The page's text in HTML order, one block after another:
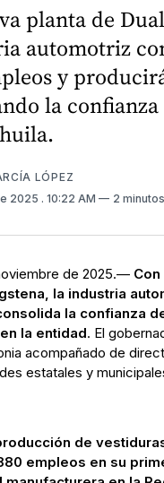
planta de
automotriz
y
la
LÓPEZ
2025 . 10:22 AM 2
de 2025.—
la industria
la confianza
la entidad. El
acompañado de
estatales y
de
empleos en su